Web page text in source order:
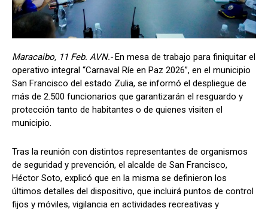
Maracaibo, 11 Feb. AVN.- En mesa de trabajo para finiquitar el
operativo integral “Carnaval Ríe en Paz 2026”, en el municipio
San Francisco del estado Zulia, se informó el despliegue de
más de 2.500 funcionarios que garantizarán el resguardo y
protección tanto de habitantes o de quienes visiten el
municipio.
Tras la reunión con distintos representantes de organismos
de seguridad y prevención, el alcalde de San Francisco,
Héctor Soto, explicó que en la misma se definieron los
últimos detalles del dispositivo, que incluirá puntos de control
fijos y móviles, vigilancia en actividades recreativas y